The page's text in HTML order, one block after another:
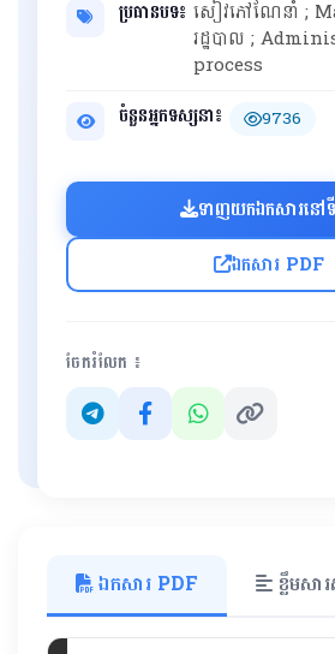
ប្រធានបទ៖ សៀវភៅណែនាំ ;
រដ្ឋបាល ;
process
ចំនួនអ្នកទស្សនា៖
9736
ទាញយកឯកសារនៅទី
ឯកសារ PDF
ចែករំលែក ៖
ឯកសារ PDF ខ្លឹមសា